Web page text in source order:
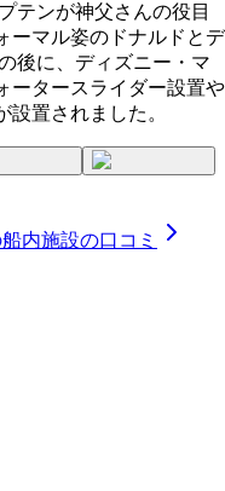
テンが神父さんの役目
ーマル姿のドナルドとデ
後に、ディズニー・マ
ータースライダー設置や
置されました。
内施設の口コミ